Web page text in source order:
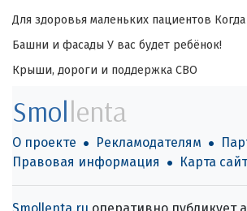
Для здоровья маленьких пациентов
Башни и фасады У вас будет ребёнок!
Крыши, дороги и поддержка СВО
Smollenta
О проекте Рекламодателям
Правовая информация
Карта